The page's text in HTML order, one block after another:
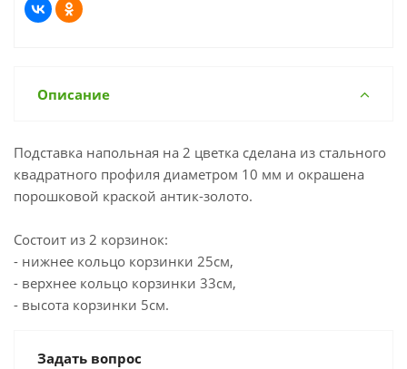
Описание
Подставка напольная на 2 цветка сделана из стального
квадратного профиля диаметром 10 мм и окрашена
порошковой краской антик-золото.
Состоит из 2 корзинок:
- нижнее кольцо корзинки 25см,
- верхнее кольцо корзинки 33см,
- высота корзинки 5см.
Задать вопрос